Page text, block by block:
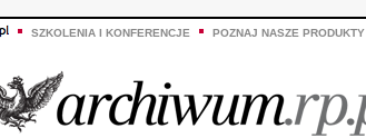
SZKOLENIA I KONFERENCJE POZNAJ NASZE PRODUKTY